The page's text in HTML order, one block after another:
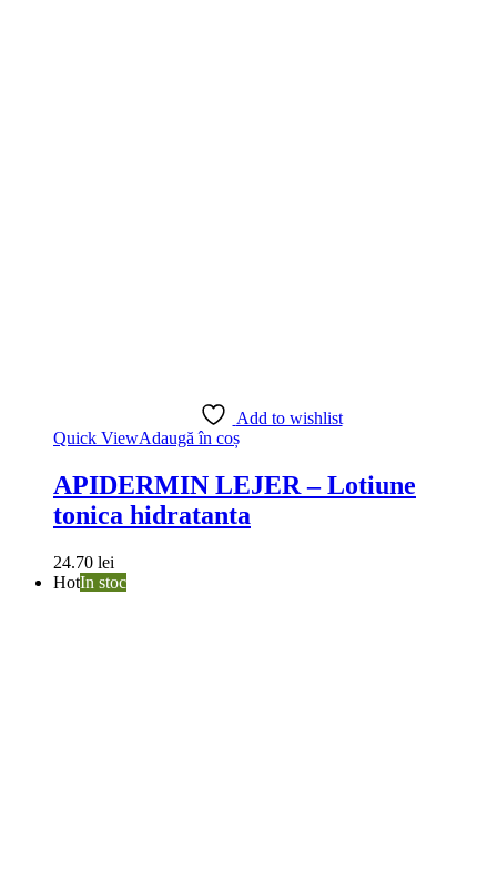
Add to wishlist
Quick ViewAdaugă în coș
APIDERMIN LEJER – Lotiune
tonica hidratanta
24.70 lei
HotIn stoc